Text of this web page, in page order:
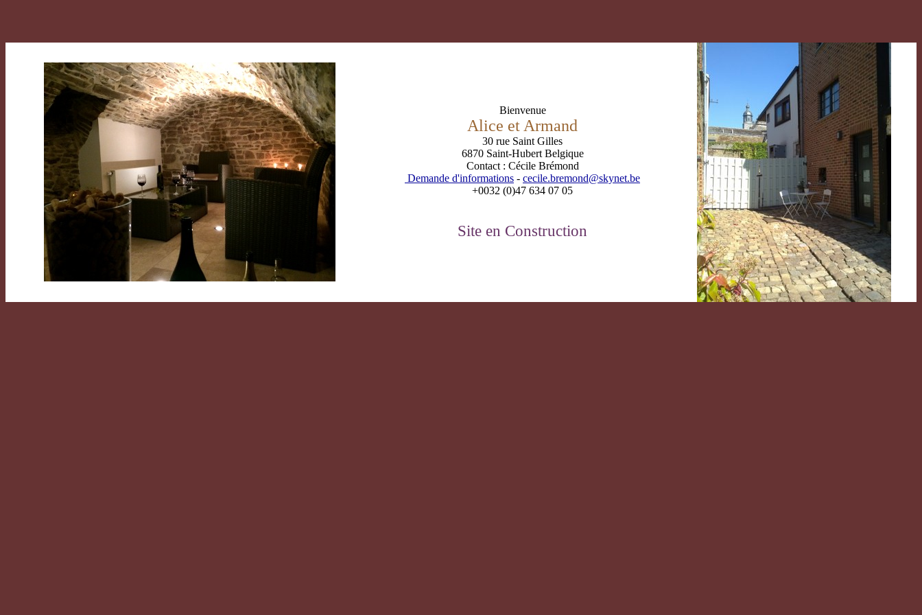
Bienvenue
Alice et Armand
30 rue Saint Gilles
6870 Saint-Hubert Belgique
Contact : Cécile Brémond
Demande d'informations - cecile.bremond@skynet.be
+0032 (0)47 634 07 05
Site en Construction